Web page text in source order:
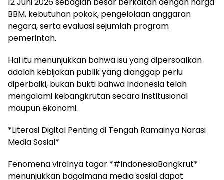
BBM, kebutuhan pokok, pengelolaan anggaran
negara, serta evaluasi sejumlah program
pemerintah.
Hal itu menunjukkan bahwa isu yang dipersoalkan
adalah kebijakan publik yang dianggap perlu
diperbaiki, bukan bukti bahwa Indonesia telah
mengalami kebangkrutan secara institusional
maupun ekonomi.
*Literasi Digital Penting di Tengah Ramainya Narasi
Media Sosial*
Fenomena viralnya tagar *#IndonesiaBangkrut*
menunjukkan bagaimana media sosial dapat